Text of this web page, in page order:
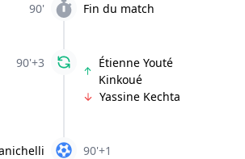
90' Fin du match
90'+3
Étienne Youté
Kinkoué
Yassine Kechta
90'+1